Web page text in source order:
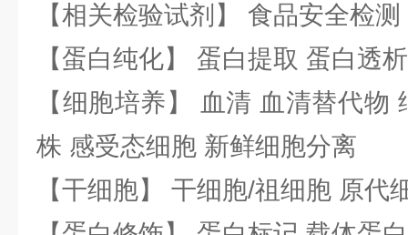
【相关检验试剂】 食品安全检
【蛋白纯化】 蛋白提取 蛋白透
【细胞培养】 血清 血清替代物
株 感受态细胞 新鲜细胞分离
【干细胞】 干细胞/祖细胞 原代